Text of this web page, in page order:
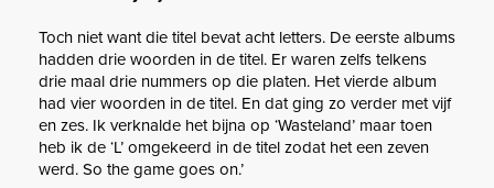
Toch niet want die titel bevat acht letters. De eerste albums
hadden drie woorden in de titel. Er waren zelfs telkens
drie maal drie nummers op die platen. Het vierde album
had vier woorden in de titel. En dat ging zo verder met vijf
en zes. Ik verknalde het bijna op ‘Wasteland’ maar toen
heb ik de ‘L’ omgekeerd in de titel zodat het een zeven
werd. So the game goes on.’